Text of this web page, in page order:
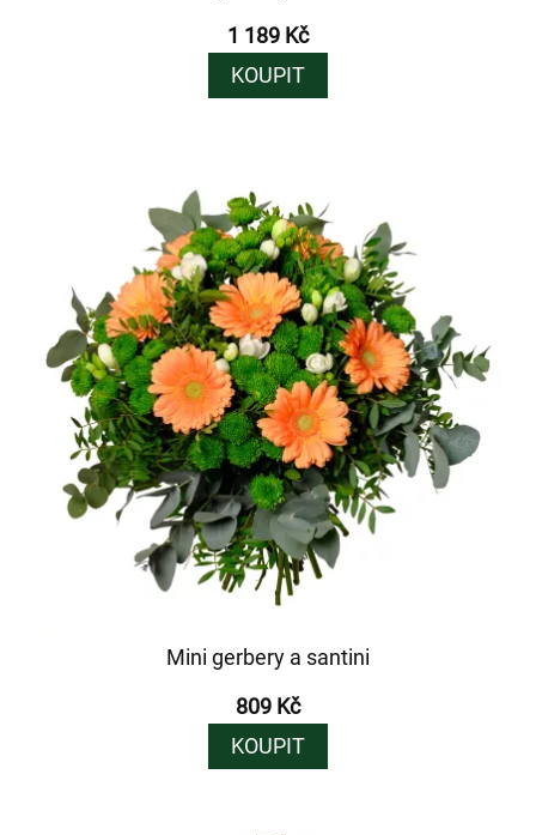
1 189 Kč
KOUPIT
Mini gerbery a santini
809 Kč
KOUPIT